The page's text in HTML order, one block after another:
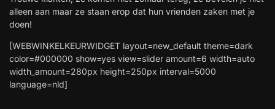
alleen aan maar ze staan erop dat hun vrienden zaken met je
doen!
[WEBWINKELKEURWIDGET layout=new_default theme=dark
color=#000000 show=yes view=slider amount=6 width=auto
width_amount=280px height=250px interval=5000
language=nld]